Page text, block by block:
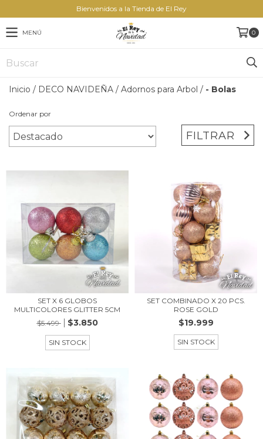
Bienvenidos a la Tienda de El Rey
MENÚ 0
Inicio / DECO NAVIDEÑA / Adornos para Arbol / - Bolas
Ordenar por
FILTRAR
SET X 6 GLOBOS
MULTICOLORES GLITTER 5CM
$5.499
$3.850
SIN STOCK
SET COMBINADO X 20 PCS.
ROSE GOLD
$19.999
SIN STOCK